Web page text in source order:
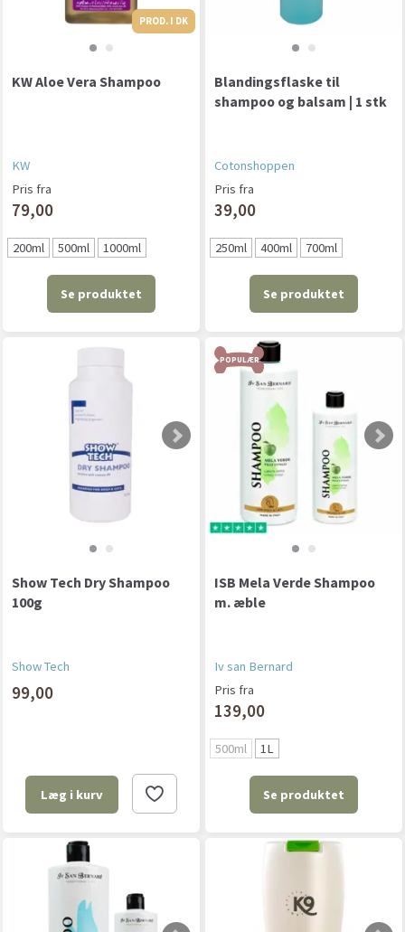
PROD. I DK
KW Aloe Vera Shampoo
KW
Pris fra
79,00
200ml 500ml 1000ml
Se produktet
Blandingsflaske til
shampoo og balsam | 1 stk
Cotonshoppen
Pris fra
39,00
250ml 400ml 700ml
Se produktet
Show Tech Dry Shampoo
100g
Show Tech
99,00
Læg i kurv
POPULÆR
ISB Mela Verde Shampoo
m. æble
Iv san Bernard
Pris fra
139,00
500ml 1L
Se produktet